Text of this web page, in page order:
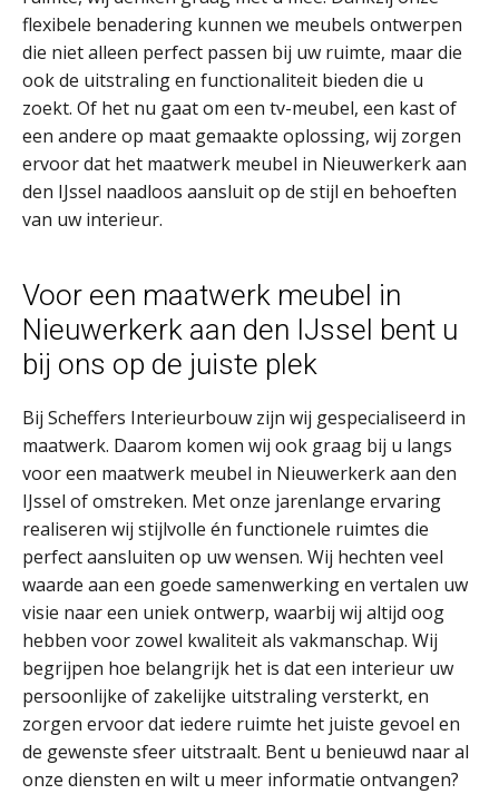
flexibele benadering kunnen we meubels ontwerpen
die niet alleen perfect passen bij uw ruimte, maar die
ook de uitstraling en functionaliteit bieden die u
zoekt. Of het nu gaat om een tv-meubel, een kast of
een andere op maat gemaakte oplossing, wij zorgen
ervoor dat het maatwerk meubel in Nieuwerkerk aan
den IJssel naadloos aansluit op de stijl en behoeften
van uw interieur.
Voor een maatwerk meubel in
Nieuwerkerk aan den IJssel bent u
bij ons op de juiste plek
Bij Scheffers Interieurbouw zijn wij gespecialiseerd in
maatwerk. Daarom komen wij ook graag bij u langs
voor een maatwerk meubel in Nieuwerkerk aan den
IJssel of omstreken. Met onze jarenlange ervaring
realiseren wij stijlvolle én functionele ruimtes die
perfect aansluiten op uw wensen. Wij hechten veel
waarde aan een goede samenwerking en vertalen uw
visie naar een uniek ontwerp, waarbij wij altijd oog
hebben voor zowel kwaliteit als vakmanschap. Wij
begrijpen hoe belangrijk het is dat een interieur uw
persoonlijke of zakelijke uitstraling versterkt, en
zorgen ervoor dat iedere ruimte het juiste gevoel en
de gewenste sfeer uitstraalt. Bent u benieuwd naar al
onze diensten en wilt u meer informatie ontvangen?